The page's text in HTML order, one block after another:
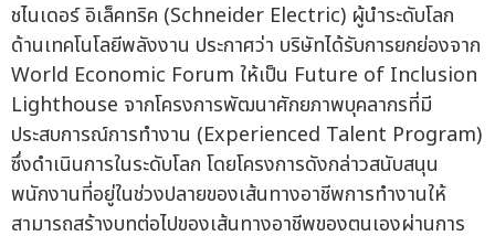
ชไนเดอร์ อิเล็คทริค (Schneider Electric) ผู้นำระดับโลก
ด้านเทคโนโลยีพลังงาน ประกาศว่า บริษัทได้รับการยกย่องจาก
World Economic Forum ให้เป็น Future of Inclusion
Lighthouse จากโครงการพัฒนาศักยภาพบุคลากรที่มี
ประสบการณ์การทำงาน (Experienced Talent Program)
ซึ่งดำเนินการในระดับโลก โดยโครงการดังกล่าวสนับสนุน
พนักงานที่อยู่ในช่วงปลายของเส้นทางอาชีพการทำงานให้
สามารถสร้างบทต่อไปของเส้นทางอาชีพของตนเองผ่านการ